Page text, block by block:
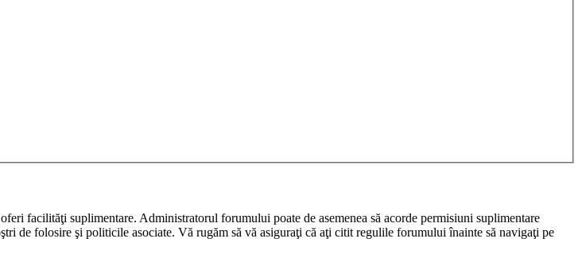
facilităţi suplimentare. Administratorul forumului poate de asemenea să acorde permisiuni suplimentare
de folosire şi politicile asociate. Vă rugăm să vă asiguraţi că aţi citit regulile forumului înainte să navigaţi pe